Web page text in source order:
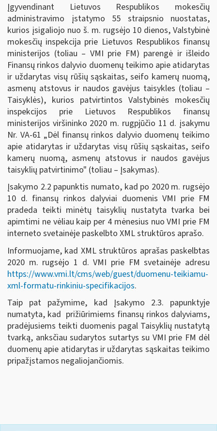
Įgyvendinant Lietuvos Respublikos mokesčių
administravimo įstatymo 55 straipsnio nuostatas,
kurios įsigaliojo nuo š. m. rugsėjo 10 dienos, Valstybinė
mokesčių inspekcija prie Lietuvos Respublikos finansų
ministerijos (toliau – VMI prie FM) parengė ir išleido
Finansų rinkos dalyvio duomenų teikimo apie atidarytas
ir uždarytas visų rūšių sąskaitas, seifo kamerų nuomą,
asmenų atstovus ir naudos gavėjus taisykles (toliau –
Taisyklės), kurios patvirtintos Valstybinės mokesčių
inspekcijos prie Lietuvos Respublikos finansų
ministerijos viršininko 2020 m. rugpjūčio 11 d. įsakymu
Nr. VA-61 „Dėl finansų rinkos dalyvio duomenų teikimo
apie atidarytas ir uždarytas visų rūšių sąskaitas, seifo
kamerų nuomą, asmenų atstovus ir naudos gavėjus
taisyklių patvirtinimo" (toliau – Įsakymas).
Įsakymo 2.2 papunktis numato, kad po 2020 m. rugsėjo
10 d. finansų rinkos dalyviai duomenis VMI prie FM
pradeda teikti minėtų taisyklių nustatyta tvarka bei
apimtimi ne vėliau kaip per 4 mėnesius nuo VMI prie FM
interneto svetainėje paskelbto XML struktūros aprašo.
Informuojame, kad XML struktūros aprašas paskelbtas
2020 m. rugsėjo 1 d. VMI prie FM svetainėje adresu
https://www.vmi.lt/cms/web/guest/duomenu-teikiamu-
xml-formatu-rinkiniu-specifikacijos.
Taip pat pažymime, kad Įsakymo 2.3. papunktyje
numatyta, kad prižiūrimiems finansų rinkos dalyviams,
pradėjusiems teikti duomenis pagal Taisyklių nustatytą
tvarką, anksčiau sudarytos sutartys su VMI prie FM dėl
duomenų apie atidarytas ir uždarytas sąskaitas teikimo
pripažįstamos negaliojančiomis.